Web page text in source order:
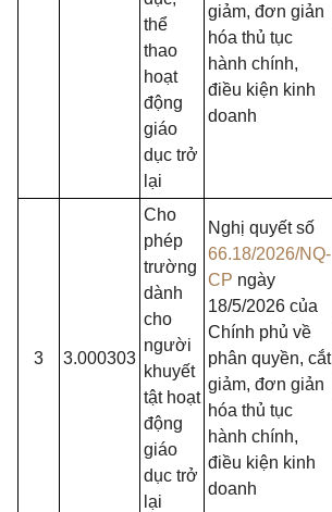
thể
thao
hoạt
động
giáo
dục trở
lại
giảm, đơn giản
hóa thủ tục
hành chính,
điều kiện kinh
doanh
3 3.000303
Cho
phép
trường
dành
cho
người
khuyết
tật hoạt
động
giáo
dục trở
lại
Nghị quyết số
66.18/2026/NQ-
CP ngày
18/5/2026 của
Chính phủ về
phân quyền, cắt
giảm, đơn giản
hóa thủ tục
hành chính,
điều kiện kinh
doanh